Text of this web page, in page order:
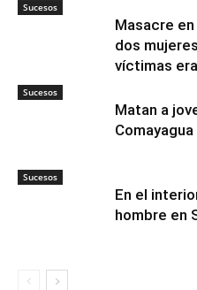
Sucesos
Masacre
dos
víctimas
Sucesos
Matan a
Comayagua
Sucesos
En el
hombre en